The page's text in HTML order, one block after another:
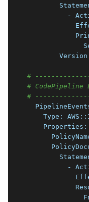
-
#
# CodePipeline
#
    Type:
    Properties:
-